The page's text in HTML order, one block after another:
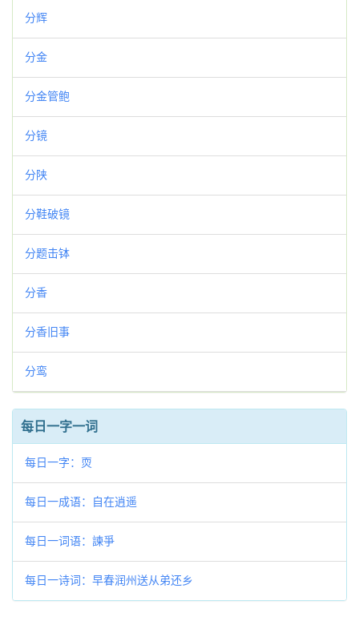
分辉
分金
分金管鲍
分镜
分陕
分鞋破镜
分题击钵
分香
分香旧事
分鸾
每日一字一词
每日一字：䎡
每日一成语：自在逍遥
每日一词语：諫爭
每日一诗词：早春润州送从弟还乡